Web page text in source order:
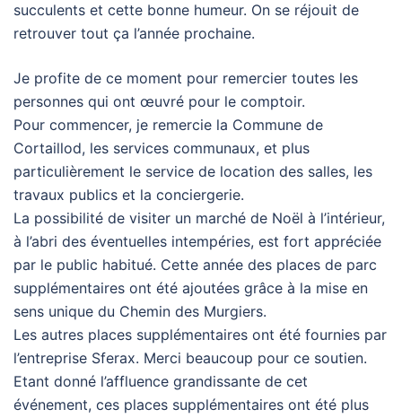
succulents et cette bonne humeur. On se réjouit de
retrouver tout ça l’année prochaine.
Je profite de ce moment pour remercier toutes les
personnes qui ont œuvré pour le comptoir.
Pour commencer, je remercie la Commune de
Cortaillod, les services communaux, et plus
particulièrement le service de location des salles, les
travaux publics et la conciergerie.
La possibilité de visiter un marché de Noël à l’intérieur,
à l’abri des éventuelles intempéries, est fort appréciée
par le public habitué. Cette année des places de parc
supplémentaires ont été ajoutées grâce à la mise en
sens unique du Chemin des Murgiers.
Les autres places supplémentaires ont été fournies par
l’entreprise Sferax. Merci beaucoup pour ce soutien.
Etant donné l’affluence grandissante de cet
événement, ces places supplémentaires ont été plus